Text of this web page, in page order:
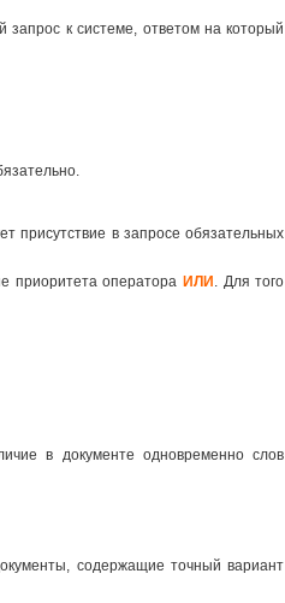
запрос к системе, ответом на который
присутствие в запросе обязательных
приоритета оператораИЛИ. Для того
в документе одновременно слов
содержащие точный вариант